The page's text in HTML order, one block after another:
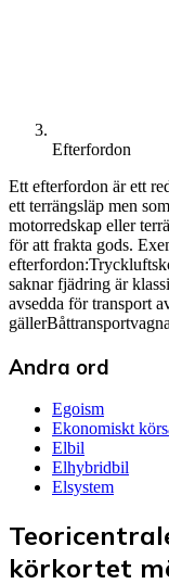
Efterfordon
Ett efterfordon är ett
ett terrängsläp men
motorredskap eller
för att frakta gods.
saknar fjädring är
avsedda för transport
Andra ord
Egoism
Ekonomiskt
Elbil
Elhybridbil
Elsystem
körkortet